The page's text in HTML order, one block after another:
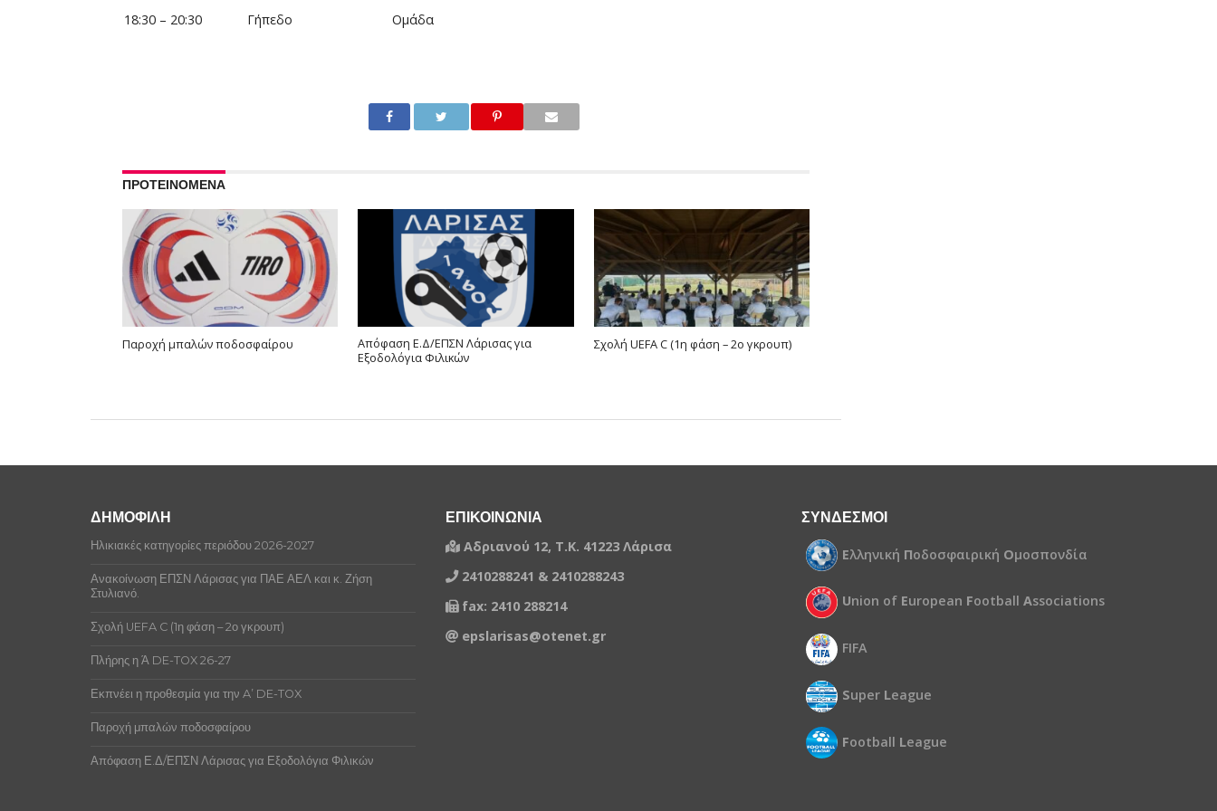
18:30 – 20:30 Γήπεδο Ομάδα
ΠΡΟΤΕΙΝΟΜΕΝΑ
Παροχή μπαλών ποδοσφαίρου
Απόφαση Ε.Δ/ΕΠΣΝ Λάρισας για
Εξοδολόγια Φιλικών
Σχολή UEFA C (1η φάση – 2ο γκρουπ)
ΔΗΜΟΦΙΛΗ
Ηλικιακές κατηγορίες περιόδου 2026-2027
Ανακοίνωση ΕΠΣΝ Λάρισας για ΠΑΕ ΑΕΛ και κ. Ζήση
Στυλιανό.
Σχολή UEFA C (1η φάση – 2ο γκρουπ)
Πλήρης η Ά DE-TOX 26-27
Εκπνέει η προθεσμία για την A’ DE-TOX
Παροχή μπαλών ποδοσφαίρου
Απόφαση Ε.Δ/ΕΠΣΝ Λάρισας για Εξοδολόγια Φιλικών
ΕΠΙΚΟΙΝΩΝΙΑ
Αδριανού 12, Τ.Κ. 41223 Λάρισα
2410288241 & 2410288243
fax: 2410 288214
epslarisas@otenet.gr
ΣΥΝΔΕΣΜΟΙ
Ελληνική Ποδοσφαιρική Ομοσπονδία
Union of European Football Associations
FIFA
Super League
Football League